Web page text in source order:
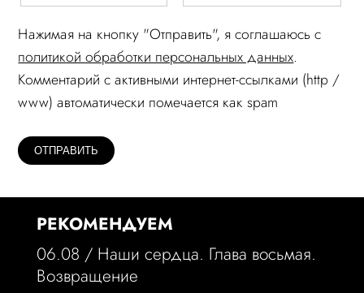
Нажимая на кнопку "Отправить", я соглашаюсь c
политикой обработки персональных данных.
Комментарий c активными интернет-ссылками (http /
www) автоматически помечается как spam
РЕКОМЕНДУЕМ
06.08 / Наши сердца. Глава восьмая.
Возвращение